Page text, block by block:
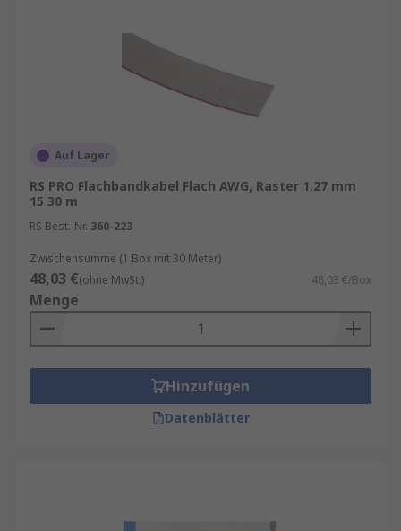
Auf Lager
RS PRO Flachbandkabel Flach AWG, Raster 1.27 mm
15 30 m
RS Best.-Nr. 360-223
Zwischensumme (1 Box mit 30 Meter)
48,03 €(ohne MwSt.) 48,03 €/Box
Menge
Hinzufügen
Datenblätter